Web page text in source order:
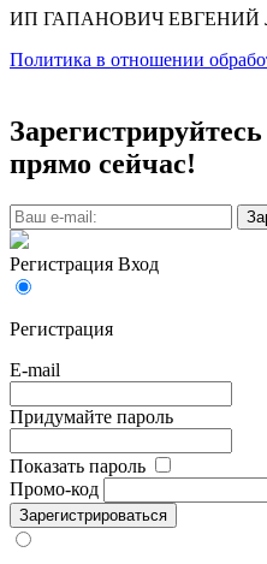
ИП ГАПАНОВИЧ
Политика в отношении
прямо сейчас!
Регистрация Вход
Регистрация
E-mail
Придумайте пароль
Показать пароль
Промо-код